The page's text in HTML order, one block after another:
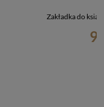
Zakładka do